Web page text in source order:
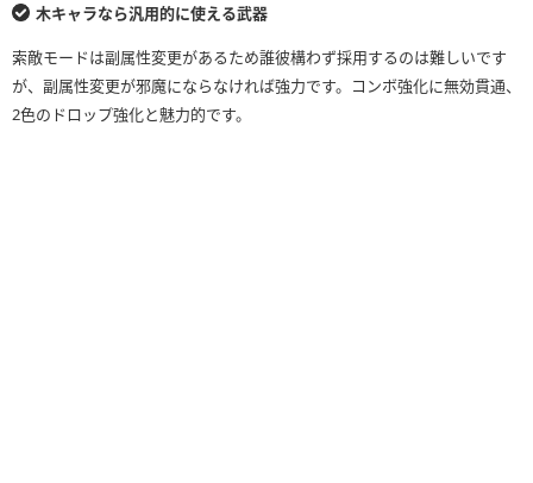
木キャラなら汎用的に使える武器
索敵モードは副属性変更があるため誰彼構わず採用するのは難しいです
が、副属性変更が邪魔にならなければ強力です。コンボ強化に無効貫通、
2色のドロップ強化と魅力的です。